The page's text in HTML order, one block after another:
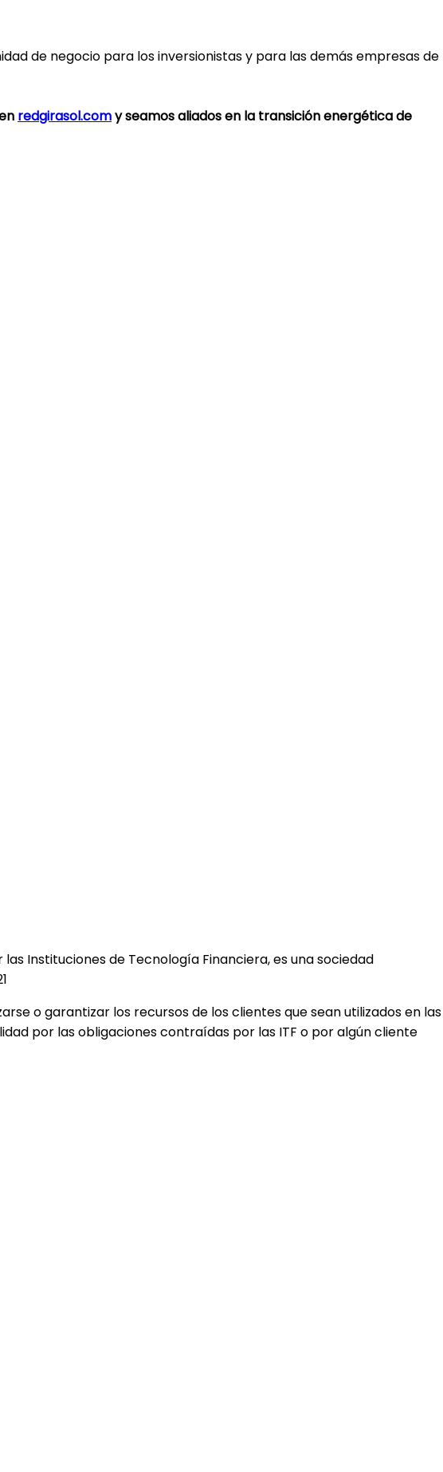
de negocio para los inversionistas y para las demás empresas de
redgirasol.comy seamos aliados en la transición energética de
las Instituciones de Tecnología Financiera, es una sociedad
o garantizar los recursos de los clientes que sean utilizados en las
por las obligaciones contraídas por las ITF o por algún cliente